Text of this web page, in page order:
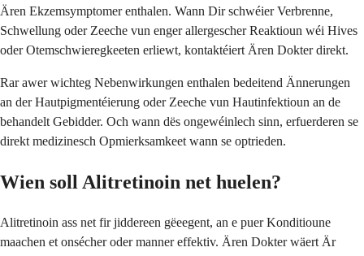
Ären Ekzemsymptomer enthalen. Wann Dir schwéier Verbrenne,
Schwellung oder Zeeche vun enger allergescher Reaktioun wéi Hives
oder Otemschwieregkeeten erliewt, kontaktéiert Ären Dokter direkt.
Rar awer wichteg Nebenwirkungen enthalen bedeitend Ännerungen
an der Hautpigmentéierung oder Zeeche vun Hautinfektioun an de
behandelt Gebidder. Och wann dës ongewéinlech sinn, erfuerderen se
direkt medizinesch Opmierksamkeet wann se optrieden.
Wien soll Alitretinoin net huelen?
Alitretinoin ass net fir jiddereen gëeegent, an e puer Konditioune
maachen et onsécher oder manner effektiv. Ären Dokter wäert Är